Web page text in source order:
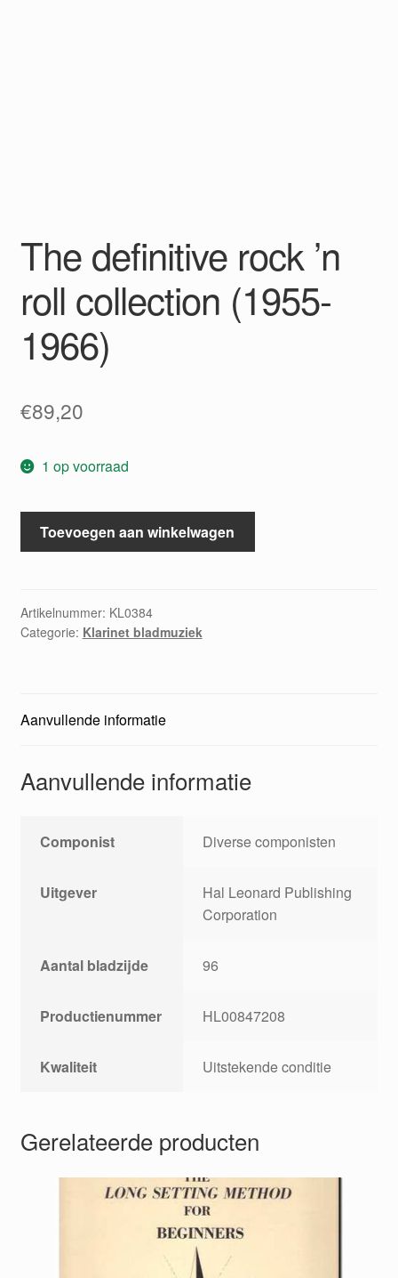
The definitive rock ’n
roll collection (1955-
1966)
€89,20
1 op voorraad
The
definitive
roll
collection
Toevoegen aan winkelwagen
Artikelnummer: KL0384
Categorie: Klarinet bladmuziek
Aanvullende informatie
Aanvullende informatie
Componist Diverse componisten
Uitgever
Hal Leonard Publishing
Corporation
Aantal bladzijde 96
Productienummer HL00847208
Kwaliteit Uitstekende conditie
Gerelateerde producten